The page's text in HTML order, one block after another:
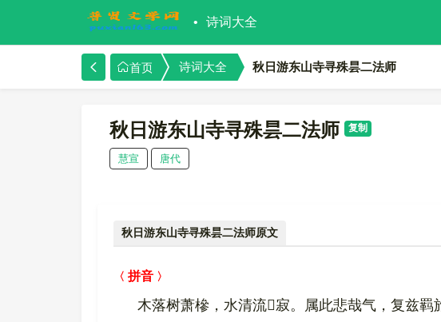
诗词大全
首页 诗词大全 秋日游东山寺寻殊昙二法师
秋日游东山寺寻殊昙二法师 复制
慧宣 唐代
秋日游东山寺寻殊昙二法师原文
拼音
木落树萧槮，水清流寂。属此悲哉气，复兹羁